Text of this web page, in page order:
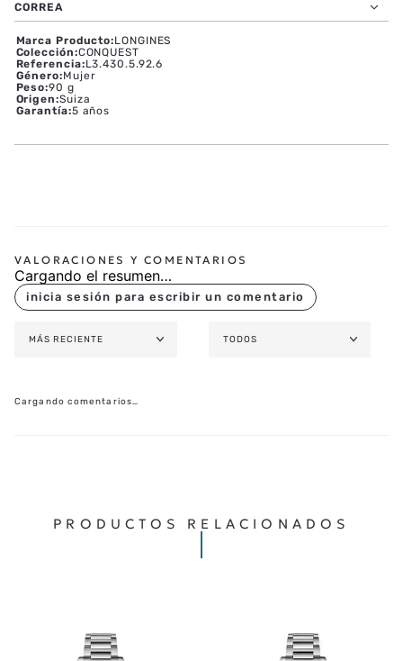
CORREA
Marca Producto:LONGINES
Colección:CONQUEST
Referencia:L3.430.5.92.6
Género:Mujer
Peso:90 g
Origen:Suiza
Garantía:5 años
Cargando el resumen…
MÁS RECIENTE TODOS
Cargando comentarios…
PRODUCTOS RELACIONADOS